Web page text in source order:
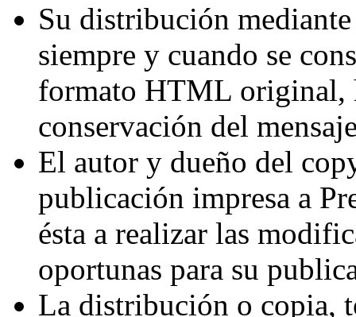
Su distribución
siempre y cuando se
formato HTML original,
conservación del
El autor y dueño del
publicación impresa a
ésta a realizar las
oportunas para su
La distribución o copia,